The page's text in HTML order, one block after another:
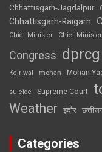
Chhattisgarh-Jagdalpur
Chhattisgarh-Raigarh
Chief Minister
Chief
Congress dprcg
Kejriwal mohan Mohan
suicide Supreme Court
Weather इंदौर
Categories